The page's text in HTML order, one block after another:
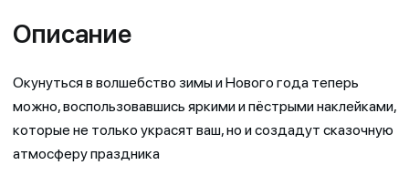
Описание
Окунуться в волшебство зимы и Нового года теперь
можно, воспользовавшись яркими и пёстрыми наклейками,
которые не только украсят ваш, но и создадут сказочную
атмосферу праздника